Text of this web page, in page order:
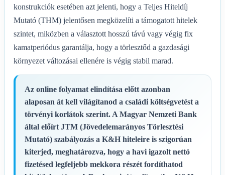
konstrukciók esetében azt jelenti, hogy a Teljes Hiteldíj
Mutató (THM) jelentősen megközelíti a támogatott hitelek
szintet, miközben a választott hosszú távú vagy végig fix
kamatperiódus garantálja, hogy a törlesztőd a gazdasági
környezet változásai ellenére is végig stabil marad.
Az online folyamat elindítása előtt azonban
alaposan át kell világítanod a családi költségvetést a
törvényi korlátok szerint. A Magyar Nemzeti Bank
által előírt JTM (Jövedelemarányos Törlesztési
Mutató) szabályozás a K&H hiteleire is szigorúan
kiterjed, meghatározva, hogy a havi igazolt nettó
fizetésed legfeljebb mekkora részét fordíthatod